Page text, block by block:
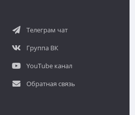
Телеграм чат
Группа ВК
YouTube канал
Обратная связь